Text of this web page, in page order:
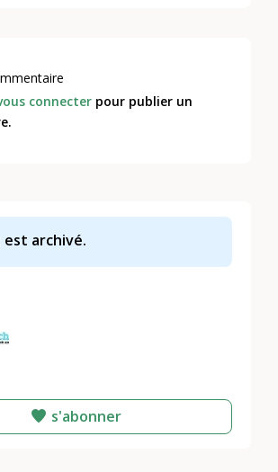
archivé.
s'abonner
connecter pour publier un